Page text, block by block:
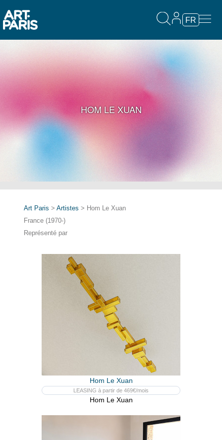
FR
HOM LE XUAN
Art Paris > Artistes > Hom Le Xuan
France (1970-)
Représenté par
Hom Le Xuan
LEASING à partir de 469€/mois
Hom Le Xuan